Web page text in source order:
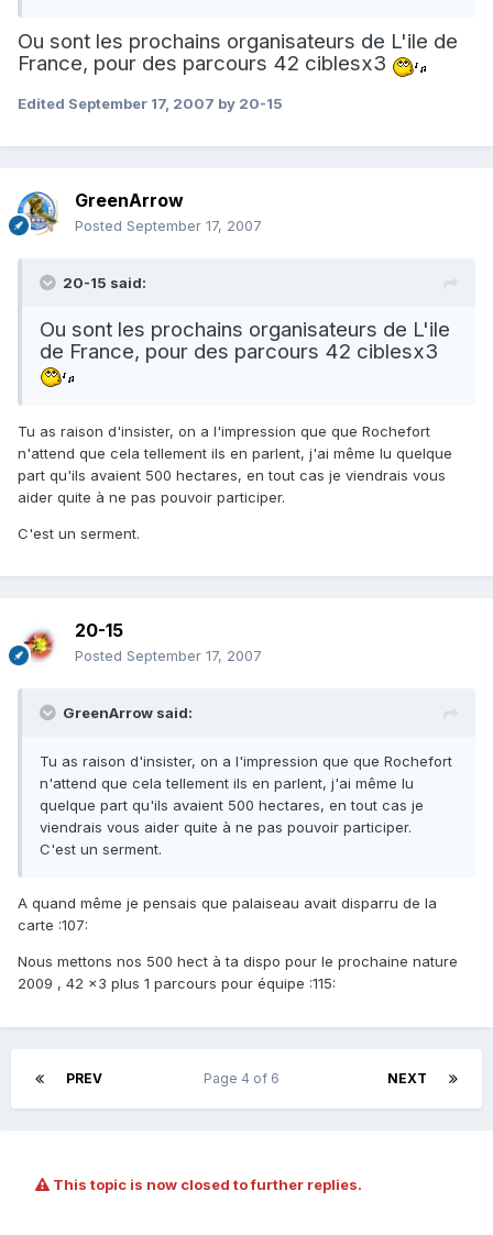
Ou sont les prochains organisateurs de L'ile de
France, pour des parcours 42 ciblesx3
Edited September 17, 2007 by 20-15
GreenArrow
Posted September 17, 2007
20-15 said:
Ou sont les prochains organisateurs de L'ile
de France, pour des parcours 42 ciblesx3
Tu as raison d'insister, on a l'impression que que Rochefort
n'attend que cela tellement ils en parlent, j'ai même lu quelque
part qu'ils avaient 500 hectares, en tout cas je viendrais vous
aider quite à ne pas pouvoir participer.
C'est un serment.
20-15
Posted September 17, 2007
GreenArrow said:
Tu as raison d'insister, on a l'impression que que Rochefort
n'attend que cela tellement ils en parlent, j'ai même lu
quelque part qu'ils avaient 500 hectares, en tout cas je
viendrais vous aider quite à ne pas pouvoir participer.
C'est un serment.
A quand même je pensais que palaiseau avait disparru de la
carte :107:
Nous mettons nos 500 hect à ta dispo pour le prochaine nature
2009 , 42 x3 plus 1 parcours pour équipe :115:
PREV NEXT
Page 4 of 6
This topic is now closed to further replies.